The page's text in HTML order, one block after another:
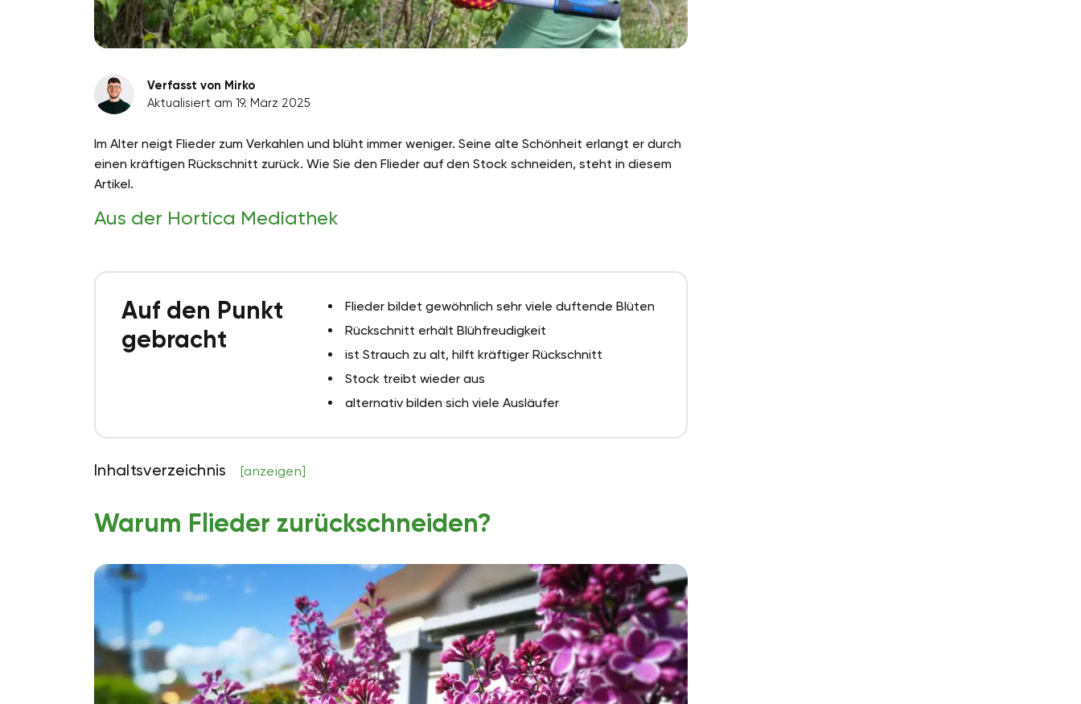
Verfasst von Mirko
Aktualisiert am 19. März 2025
Im Alter neigt Flieder zum Verkahlen und blüht immer weniger. Seine alte Schönheit erlangt er durch
einen kräftigen Rückschnitt zurück. Wie Sie den Flieder auf den Stock schneiden, steht in diesem
Artikel.
Aus der Hortica Mediathek
Auf den Punkt
gebracht
Flieder bildet gewöhnlich sehr viele duftende Blüten
Rückschnitt erhält Blühfreudigkeit
ist Strauch zu alt, hilft kräftiger Rückschnitt
Stock treibt wieder aus
alternativ bilden sich viele Ausläufer
Inhaltsverzeichnis [anzeigen]
Warum Flieder zurückschneiden?